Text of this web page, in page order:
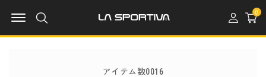
MENU OPEN 0
アイテム数0016